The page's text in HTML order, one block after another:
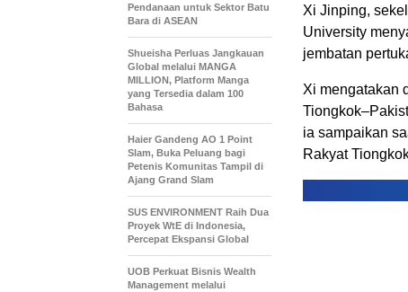
Xi Jinping,
University
jembatan
Xi mengatakan
ia sampaikan
Rakyat
Pendanaan untuk Sektor Batu
Bara di ASEAN
Shueisha Perluas Jangkauan
Global melalui MANGA
MILLION, Platform Manga
yang Tersedia dalam 100
Bahasa
Haier Gandeng AO 1 Point
Slam, Buka Peluang bagi
Petenis Komunitas Tampil di
Ajang Grand Slam
SUS ENVIRONMENT Raih Dua
Proyek WtE di Indonesia,
Percepat Ekspansi Global
UOB Perkuat Bisnis Wealth
Management melalui